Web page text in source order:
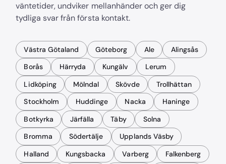
väntetider, undviker mellanhänder och ger dig
tydliga svar från första kontakt.
Västra Götaland Göteborg Ale
Alingsås
Borås
Härryda Kungälv
Lerum
Lidköping
Mölndal Skövde
Trollhättan
Stockholm
Huddinge Nacka
Haninge
Botkyrka
Järfälla Täby
Solna
Bromma
Södertälje
Upplands Väsby
Halland
Kungsbacka Varberg
Falkenberg